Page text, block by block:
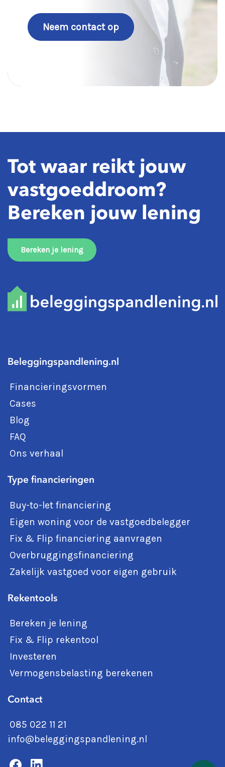
Neem contact op
Tot waar reikt jouw
vastgoeddroom?
Bereken jouw lening
Bereken je lening
Beleggingspandlening.nl
Financieringsvormen
Cases
Blog
FAQ
Ons verhaal
Type financieringen
Buy-to-let financiering
Eigen woning voor de vastgoedbelegger
Fix & Flip financiering aanvragen
Overbruggingsfinanciering
Zakelijk vastgoed voor eigen gebruik
Rekentools
Bereken je lening
Fix & Flip rekentool
Investeren
Vermogensbelasting berekenen
Contact
085 022 11 21
info@beleggingspandlening.nl